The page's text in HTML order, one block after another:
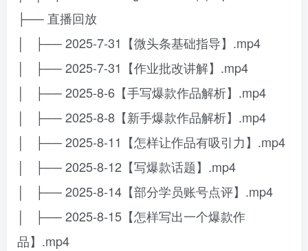
├── 直播回放
│ ├── 2025-7-31【微头条基础指导】.mp4
│ ├── 2025-7-31【作业批改讲解】.mp4
│ ├── 2025-8-6【手写爆款作品解析】.mp4
│ ├── 2025-8-8【新手爆款作品解析】.mp4
│ ├── 2025-8-11【怎样让作品有吸引力】.mp4
│ ├── 2025-8-12【写爆款话题】.mp4
│ ├── 2025-8-14【部分学员账号点评】.mp4
│ ├── 2025-8-15【怎样写出一个爆款作
品】.mp4